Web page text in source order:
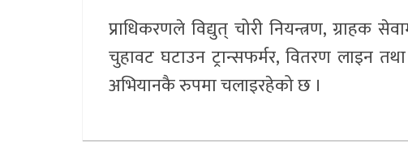
प्राधिकरणले विद्युत् चोरी नियन्त्रण, ग्राहक
चुहावट घटाउन ट्रान्सफर्मर, वितरण लाइन
अभियानकै रुपमा चलाइरहेको छ ।